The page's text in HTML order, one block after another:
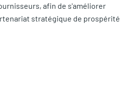
afin de s'améliorer
stratégique de prospérité